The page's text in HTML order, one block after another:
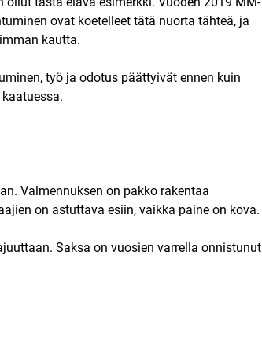
ovat koetelleet tätä nuorta tähteä, ja
kautta.
työ ja odotus päättyivät ennen kuin
Valmennuksen on pakko rakentaa
on astuttava esiin, vaikka paine on kova.
Saksa on vuosien varrella onnistunut